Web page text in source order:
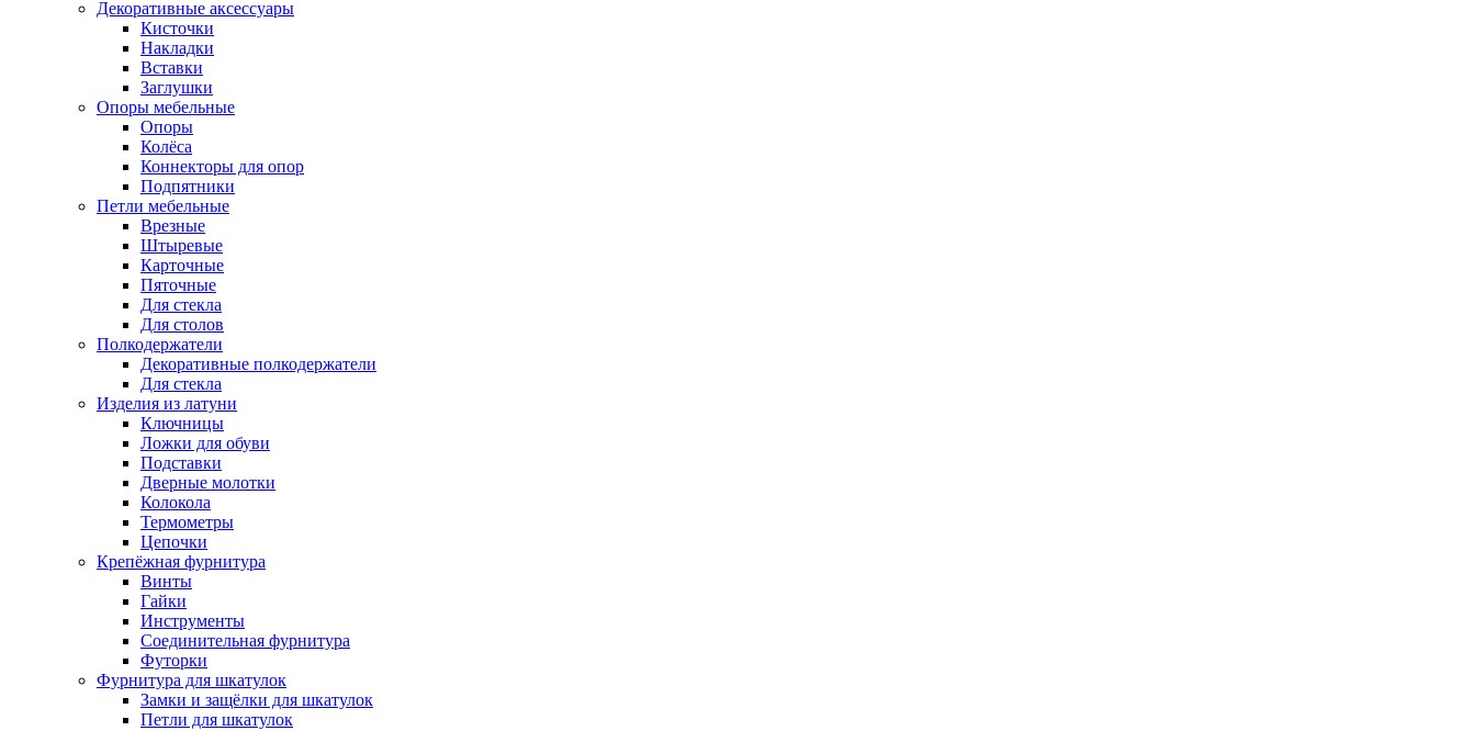
Декоративные аксессуары
Кисточки
Накладки
Вставки
Заглушки
Опоры мебельные
Опоры
Колёса
Коннекторы для опор
Подпятники
Петли мебельные
Врезные
Штыревые
Карточные
Пяточные
Для стекла
Для столов
Полкодержатели
Декоративные полкодержатели
Для стекла
Изделия из латуни
Ключницы
Ложки для обуви
Подставки
Дверные молотки
Колокола
Термометры
Цепочки
Крепёжная фурнитура
Винты
Гайки
Инструменты
Соединительная фурнитура
Футорки
Фурнитура для шкатулок
Замки и защёлки для шкатулок
Петли для шкатулок